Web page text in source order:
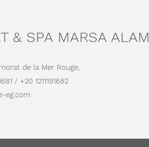
& SPA MARSA ALAM
de la Mer Rouge,
/ +20 1211191682
eg.com